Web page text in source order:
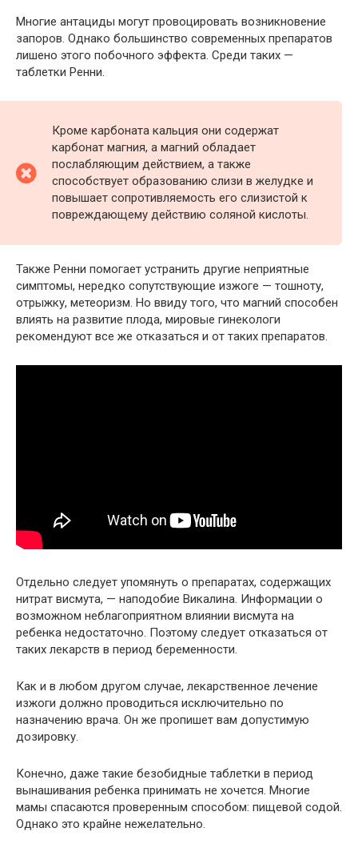
Многие антациды могут провоцировать возникновение
запоров. Однако большинство современных препаратов
лишено этого побочного эффекта. Среди таких —
таблетки Ренни.
Кроме карбоната кальция они содержат
карбонат магния, а магний обладает
послабляющим действием, а также
способствует образованию слизи в желудке и
повышает сопротивляемость его слизистой к
повреждающему действию соляной кислоты.
Также Ренни помогает устранить другие неприятные
симптомы, нередко сопутствующие изжоге — тошноту,
отрыжку, метеоризм. Но ввиду того, что магний способен
влиять на развитие плода, мировые гинекологи
рекомендуют все же отказаться и от таких препаратов.
Отдельно следует упомянуть о препаратах, содержащих
нитрат висмута, — наподобие Викалина. Информации о
возможном неблагоприятном влиянии висмута на
ребенка недостаточно. Поэтому следует отказаться от
таких лекарств в период беременности.
Как и в любом другом случае, лекарственное лечение
изжоги должно проводиться исключительно по
назначению врача. Он же пропишет вам допустимую
дозировку.
Конечно, даже такие безобидные таблетки в период
вынашивания ребенка принимать не хочется. Многие
мамы спасаются проверенным способом: пищевой содой.
Однако это крайне нежелательно.